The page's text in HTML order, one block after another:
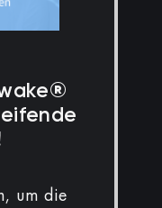
um die